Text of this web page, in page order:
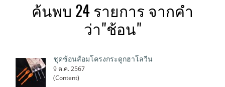
ค้นพบ 24 รายการ จากคำ
ว่า"ช้อน"
ชุดช้อนส้อมโครงกระดูกฮาโลวีน
9 ต.ค. 2567
(Content)